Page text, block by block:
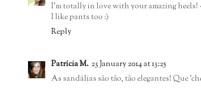
I'm totally in love with your amazing heels!
I like pants too :)
Reply
Patrícia M. 23 January 2014 at 13:25
As sandálias são tão, tão elegantes! Que